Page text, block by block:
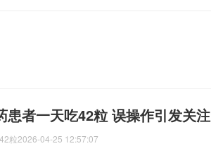
患者一天吃42粒 误操作引发关注
粒2026-04-25 12:57:07